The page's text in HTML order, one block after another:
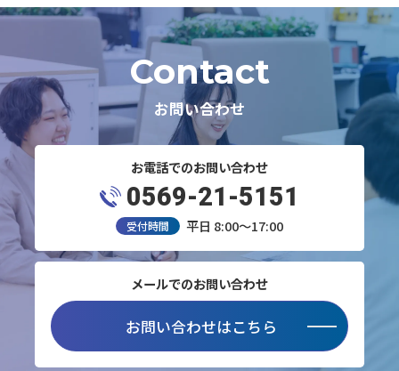
Contact
お問い合わせ
お電話でのお問い合わせ
0569-21-5151
受付時間 平日 8:00～17:00
メールでのお問い合わせ
お問い合わせはこちら